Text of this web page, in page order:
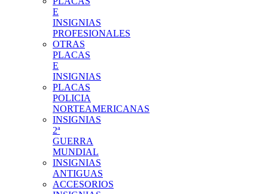
E
INSIGNIAS
PROFESIONALES
OTRAS
PLACAS
E
INSIGNIAS
PLACAS
POLICIA
NORTEAMERICANAS
INSIGNIAS
2ª
GUERRA
MUNDIAL
INSIGNIAS
ANTIGUAS
ACCESORIOS